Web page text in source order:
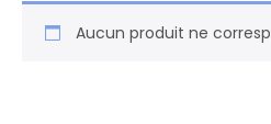
Aucun produit ne